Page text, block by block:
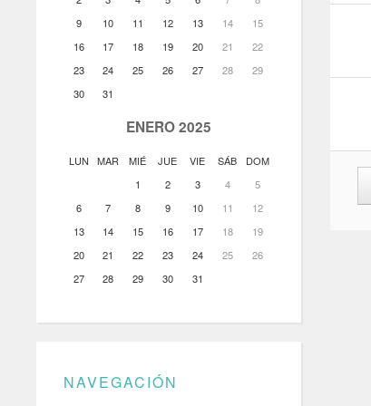
9
10 11 12 13 14
15
16
17 18 19 20 21
22
23
24 25 26 27 28
29
30
31
ENERO 2025
LUN MAR MIÉ JUE VIE SÁB
DOM
1
2 3 4
5
6
7 8 9 10 11
12
13
14 15 16 17 18
19
20
21 22 23 24 25
26
27
28 29 30 31
NAVEGACIÓN